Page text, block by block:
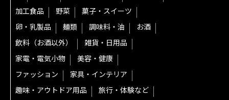
加工食品
野菜
菓子・スイーツ
卵・乳製品
麺類 調味料・油
お酒
飲料（お酒以外）
雑貨・日用品
家電・電気小物
美容・健康
ファッション
家具・インテリア
趣味・アウトドア用品
旅行・体験など